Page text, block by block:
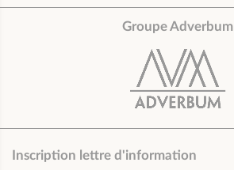
Groupe Adverbum
Inscription lettre d'information